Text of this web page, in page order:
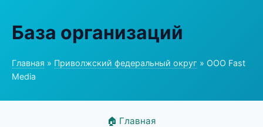
База организаций
Главная » Приволжский федеральный округ » ООО Fast
Media
🏠 Главная